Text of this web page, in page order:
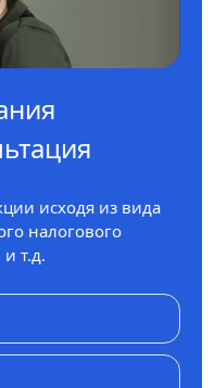
исходя из вида
налогового
т.д.